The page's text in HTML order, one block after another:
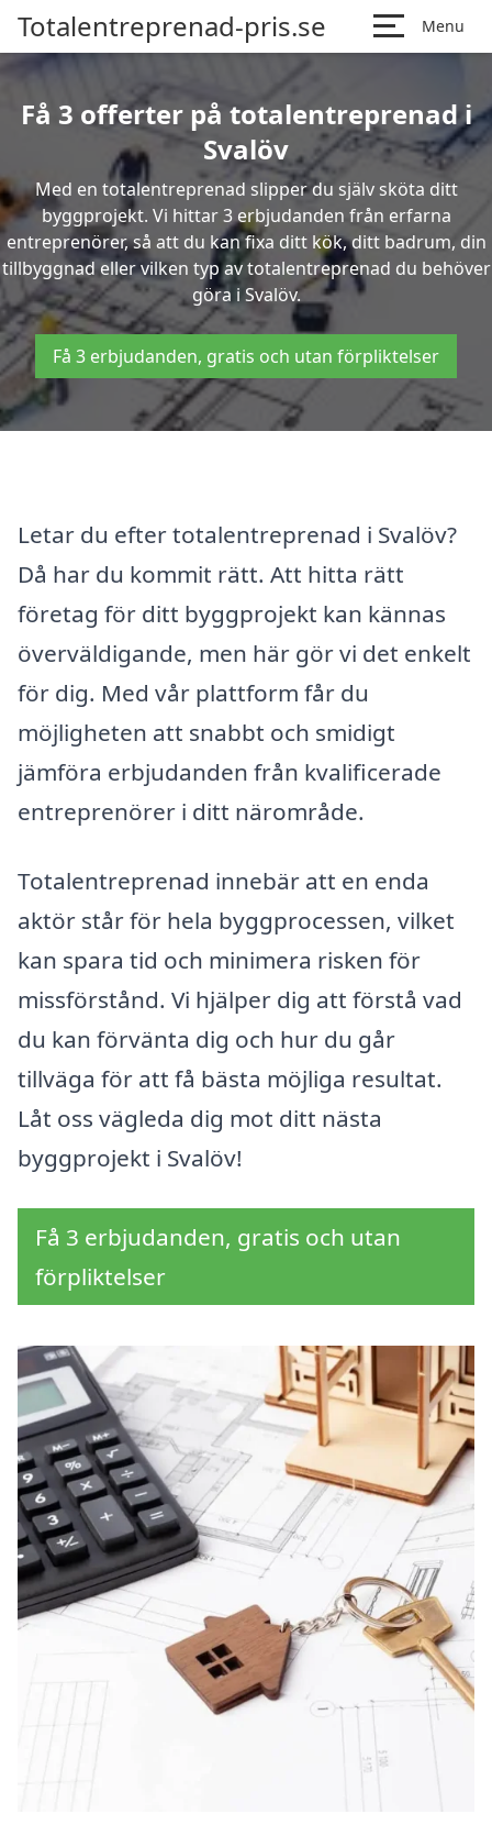
Totalentreprenad-pris.se Menu
Få 3 offerter på totalentreprenad i
Svalöv
Med en totalentreprenad slipper du själv sköta ditt
byggprojekt. Vi hittar 3 erbjudanden från erfarna
entreprenörer, så att du kan fixa ditt kök, ditt badrum, din
tillbyggnad eller vilken typ av totalentreprenad du behöver
göra i Svalöv.
Få 3 erbjudanden, gratis och utan förpliktelser
Letar du efter totalentreprenad i Svalöv?
Då har du kommit rätt. Att hitta rätt
företag för ditt byggprojekt kan kännas
överväldigande, men här gör vi det enkelt
för dig. Med vår plattform får du
möjligheten att snabbt och smidigt
jämföra erbjudanden från kvalificerade
entreprenörer i ditt närområde.
Totalentreprenad innebär att en enda
aktör står för hela byggprocessen, vilket
kan spara tid och minimera risken för
missförstånd. Vi hjälper dig att förstå vad
du kan förvänta dig och hur du går
tillväga för att få bästa möjliga resultat.
Låt oss vägleda dig mot ditt nästa
byggprojekt i Svalöv!
Få 3 erbjudanden, gratis och utan
förpliktelser